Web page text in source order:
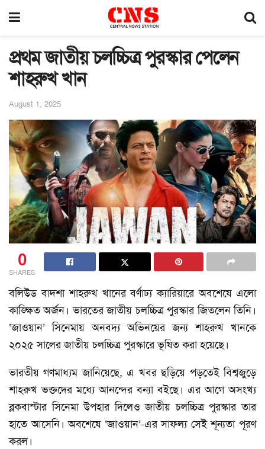
প্রথম জাতীয় চলচ্চিত্র পুরস্কার পেলেন
শাহরুখ খান
August 1, 2025
0
SHARES
বলিউড বাদশা শাহরুখ খানের বর্ণাঢ্য ক্যারিয়ারে অবশেষে এলো
কাঙ্ক্ষিত অর্জন। ভারতের জাতীয় চলচ্চিত্র পুরস্কার জিতলেন তিনি।
‘জাওয়ান’ সিনেমায় অনবদ্য অভিনয়ের জন্য শাহরুখ খানকে
২০২৫ সালের জাতীয় চলচ্চিত্র পুরস্কারে ভূষিত করা হয়েছে।
ভারতীয় গণমাধ্যম জানিয়েছে, এ খবর ছড়িয়ে পড়তেই বিশ্বজুড়ে
শাহরুখ ভক্তদের মধ্যে আনন্দের বন্যা বইছে। এর আগে অসংখ্য
ব্লকবাস্টার সিনেমা উপহার দিলেও জাতীয় চলচ্চিত্র পুরস্কার তার
হাতে আসেনি। অবশেষে ‘জাওয়ান’-এর সাফল্য সেই শূন্যতা পূরণ
করল।